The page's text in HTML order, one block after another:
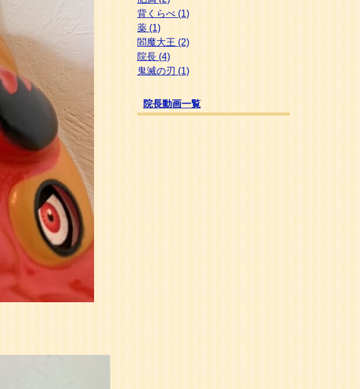
背くらべ (1)
薬 (1)
閻魔大王 (2)
院長 (4)
鬼滅の刃 (1)
院長動画一覧